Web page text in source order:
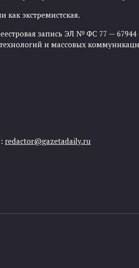
как экстремистская.
запись ЭЛ № ФС 77 — 67944
и массовых
redactor@gazetadaily.ru